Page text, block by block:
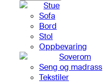
Stue
Sofa
Bord
Stol
Oppbevaring
Soverom
Seng og madrass
Tekstiler